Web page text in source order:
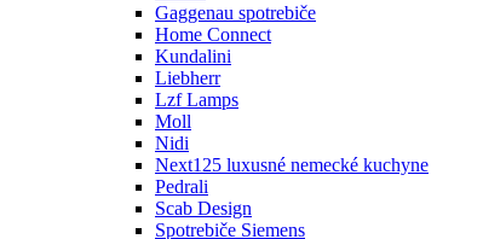
Gaggenau spotrebiče
Home Connect
Kundalini
Liebherr
Lzf Lamps
Moll
Nidi
Next125 luxusné nemecké kuchyne
Pedrali
Scab Design
Spotrebiče Siemens